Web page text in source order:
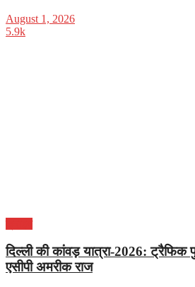
August 1, 2026
5.9k
दिल्ली की कांवड़ यात्रा-2026: ट्रैफिक
एसीपी अमरीक राज